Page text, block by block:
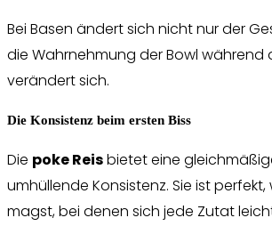
Bei Basen ändert sich nicht nur der
die Wahrnehmung der Bowl während
verändert sich.
Die Konsistenz beim ersten Biss
Die poke Reisbietet eine
umhüllende Konsistenz. Sie ist
magst, bei denen sich jede Zutat